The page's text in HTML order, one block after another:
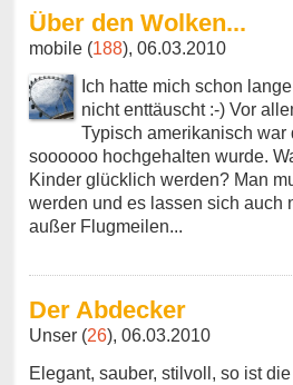
Über den Wolken...
mobile (188), 06.03.2010
Ich hatte mich schon
nicht enttäuscht :-) Vor
Typisch amerikanisch
soooooo hochgehalten wurde.
Kinder glücklich werden? Man
werden und es lassen sich auch
außer Flugmeilen...
Der Abdecker
Unser (26), 06.03.2010
Elegant, sauber, stilvoll, so ist